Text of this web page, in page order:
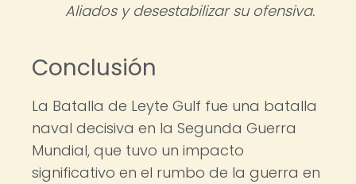
Aliados y desestabilizar su ofensiva.
Conclusión
La Batalla de Leyte Gulf fue una batalla
naval decisiva en la Segunda Guerra
Mundial, que tuvo un impacto
significativo en el rumbo de la guerra en